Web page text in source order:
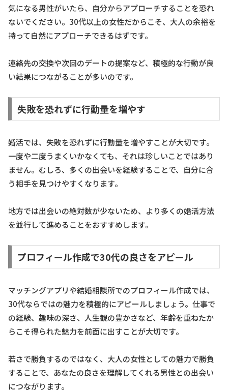
気になる男性がいたら、自分からアプローチすることを恐れ
ないでください。30代以上の女性だからこそ、大人の余裕を
持って自然にアプローチできるはずです。
連絡先の交換や次回のデートの提案など、積極的な行動が良
い結果につながることが多いのです。
失敗を恐れずに行動量を増やす
婚活では、失敗を恐れずに行動量を増やすことが大切です。
一度や二度うまくいかなくても、それは珍しいことではあり
ません。むしろ、多くの出会いを経験することで、自分に合
う相手を見つけやすくなります。
地方では出会いの絶対数が少ないため、より多くの婚活方法
を並行して進めることをおすすめします。
プロフィール作成で30代の良さをアピール
マッチングアプリや結婚相談所でのプロフィール作成では、
30代ならではの魅力を積極的にアピールしましょう。仕事で
の経験、趣味の深さ、人生観の豊かさなど、年齢を重ねたか
らこそ得られた魅力を前面に出すことが大切です。
若さで勝負するのではなく、大人の女性としての魅力で勝負
することで、あなたの良さを理解してくれる男性との出会い
につながります。